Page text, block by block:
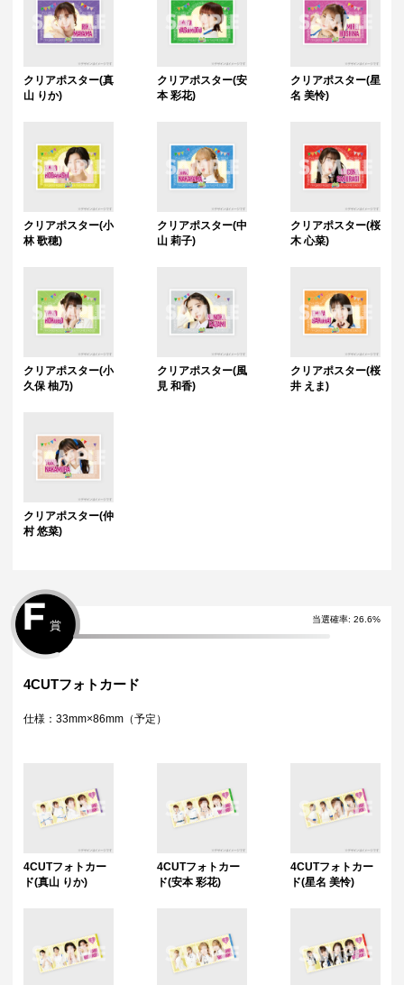
クリアポスター(真
山 りか)
クリアポスター(安
本 彩花)
クリアポスター(星
名 美怜)
クリアポスター(小
林 歌穂)
クリアポスター(中
山 莉子)
クリアポスター(桜
木 心菜)
クリアポスター(小
久保 柚乃)
クリアポスター(風
見 和香)
クリアポスター(桜
井 えま)
クリアポスター(仲
村 悠菜)
当選確率: 26.6%
F 賞
4CUTフォトカード
仕様：33mm×86mm（予定）
4CUTフォトカー
ド(真山 りか)
4CUTフォトカー
ド(安本 彩花)
4CUTフォトカー
ド(星名 美怜)